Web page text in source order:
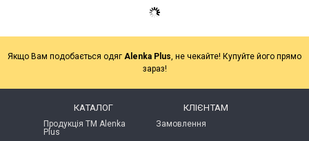
Якщо Вам подобається одяг Alenka Plus , не чекайте! Купуйте його прямо
зараз!
КАТАЛОГ
Продукція ТМ Alenka
Plus
КЛІЄНТАМ
Замовлення